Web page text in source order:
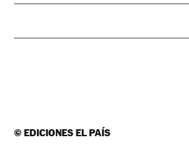
©EDICIONES EL PAÍS